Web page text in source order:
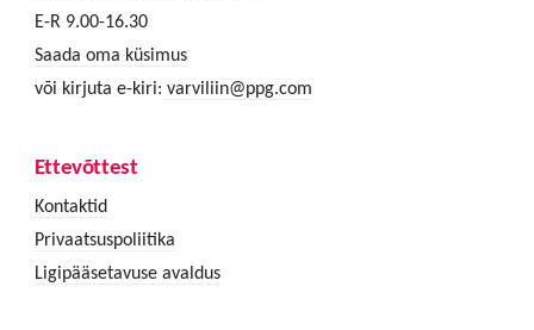
E-R 9.00-16.30
Saada oma küsimus
või kirjuta e-kiri: varviliin@ppg.com
Ettevõttest
Kontaktid
Privaatsuspoliitika
Ligipääsetavuse avaldus